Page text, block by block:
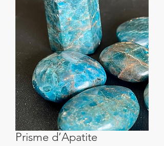
Prisme d’Apatite